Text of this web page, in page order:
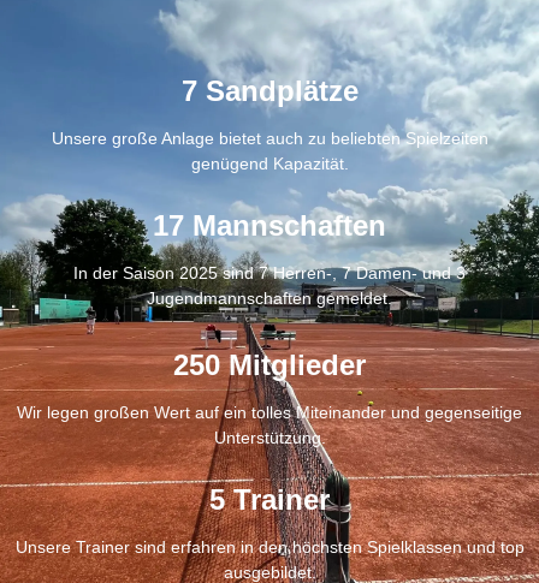
7 Sandplätze
Unsere große Anlage bietet auch zu beliebten Spielzeiten
genügend Kapazität.
17 Mannschaften
In der Saison 2025 sind 7 Herren-, 7 Damen- und 3
Jugendmannschaften gemeldet.
250 Mitglieder
Wir legen großen Wert auf ein tolles Miteinander und gegenseitige
Unterstützung.
5 Trainer
Unsere Trainer sind erfahren in den höchsten Spielklassen und top
ausgebildet.